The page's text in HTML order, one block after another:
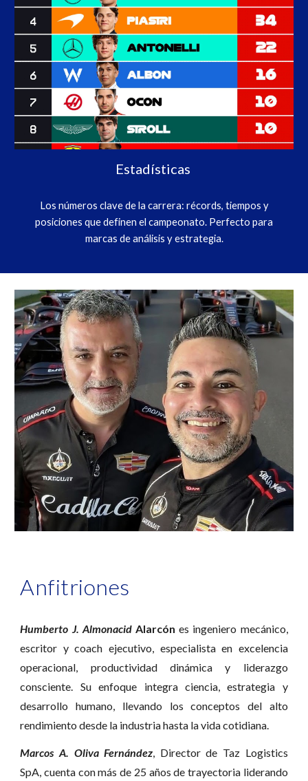
Estadísticas
Los números clave de la carrera: récords, tiempos y
posiciones que definen el campeonato. Perfecto para
marcas de análisis y estrategia.
Anfitriones
Humberto J. AlmonacidAlarcón es ingeniero mecánico,
escritor y coach ejecutivo, especialista en excelencia
operacional, productividad dinámica y liderazgo
consciente. Su enfoque integra ciencia, estrategia y
desarrollo humano, llevando los conceptos del alto
rendimiento desde la industria hasta la vida cotidiana.
Marcos A. Oliva Fernández, Director de Taz Logistics
SpA, cuenta con más de 25 años de trayectoria liderando